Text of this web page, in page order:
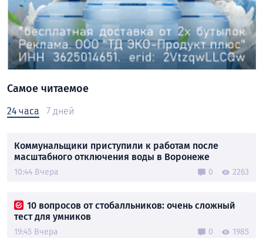
Самое читаемое
24 часа 7 дней
Коммунальщики приступили к работам после
масштабного отключения воды в Воронеже
10:44 Вчера 0 2263
10 вопросов от стобалльников: очень сложный
тест для умников
19:45 Вчера 0 1985